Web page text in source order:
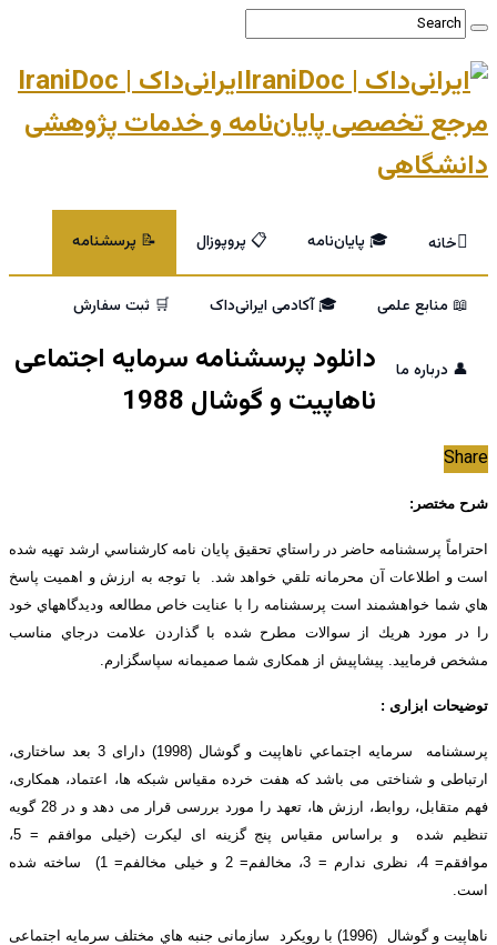
ایرانی‌داک | IraniDoc
تخصصی پایان‌نامه و خدمات پژوهشی
🎓 پایان‌نامه 📋 پروپوزال 📝 پرسشنامه
منابع علمی 🎓 آکادمی ایرانی‌داک 🛒 ثبت سفارش
درباره ما
دانلود پرسشنامه سرمایه اجتماعی
ناهاپیت و گوشال 1988
پرسشنامه حاضر در راستاي تحقيق پايان نامه كارشناسي ارشد تهيه شده
اطلاعات آن محرمانه تلقي خواهد شد. با توجه به ارزش و اهميت پاسخ
خواهشمند است پرسشنامه را با عنايت خاص مطالعه وديدگاههاي خود
مورد هريك از سوالات مطرح شده با گذاردن علامت درجاي مناسب
فرماييد. پیشاپیش از همکاری شما صمیمانه سپاسگزارم.
ابزاری :
پرسشنامه سرمايه اجتماعي ناهاپيت و گوشال (1998) دارای 3 بعد ساختاری،
و شناختی می باشد که هفت خرده مقیاس شبکه ها، اعتماد، همکاری،
فهم متقابل، روابط، ارزش ها، تعهد را مورد بررسی قرار می دهد و در 28 گویه
تنظیم شده و براساس مقیاس پنج گزینه ای لیکرت (خیلی موافقم = 5،
موافقم= 4، نظری ندارم = 3، مخالفم= 2 و خیلی مخالفم= 1) ساخته شده
گوشال (1996) با رویکرد
سازمانی جنبه هاي مختلف سرمایه اجتماعی